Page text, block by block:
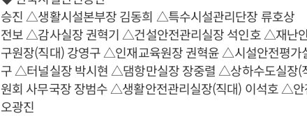
승진 △생활시설본부장 김동희 △특수시설관리단장 류호상
전보 △감사실장 권혁기 △건설안전관리실장 석인호 △재난
구원장(직대) 강영구 △인재교육원장 권혁윤 △시설안전평
구 △터널실장 박시현 △댐항만실장 장중렬 △상하수도실장(
원회 사무국장 장범수 △생활안전관리실장(직대) 이석호 △
오광진